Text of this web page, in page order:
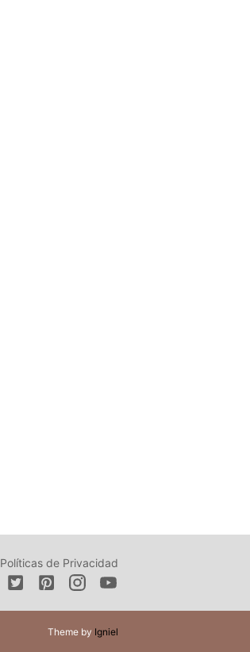
Políticas de Privacidad
Theme by Igniel